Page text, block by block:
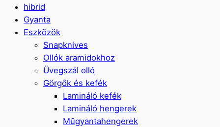
hibrid
Gyanta
Eszközök
Snapknives
Ollók aramidokhoz
Üvegszál olló
Görgők és kefék
Lamináló kefék
Lamináló hengerek
Műgyantahengerek